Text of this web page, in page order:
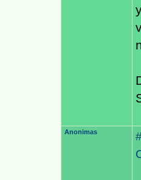
Anonimas